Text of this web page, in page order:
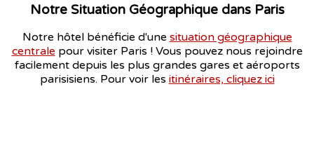
Notre Situation Géographique dans Paris
Notre hôtel bénéficie d'une situation géographique
centrale pour visiter Paris ! Vous pouvez nous rejoindre
facilement depuis les plus grandes gares et aéroports
parisisiens. Pour voir les itinéraires, cliquez ici